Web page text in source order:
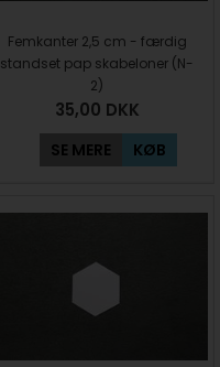
Femkanter 2,5 cm - færdig
standset pap skabeloner (N-
2)
35,00 DKK
SE MERE KØB